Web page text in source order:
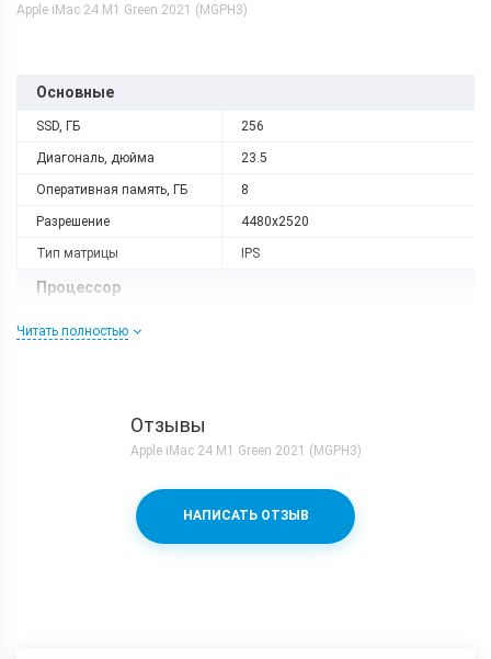
Apple iMac 24 M1 Green 2021 (MGPH3)
Основные
SSD, ГБ 256
Диагональ, дюйма 23.5
Оперативная память, ГБ 8
Разрешение 4480x2520
Тип матрицы IPS
Процессор
802.11 a/b/g/n/ac/ax, 2.4+5 ГГц
Читать полностью
Отзывы
Apple iMac 24 M1 Green 2021 (MGPH3)
НАПИСАТЬ ОТЗЫВ